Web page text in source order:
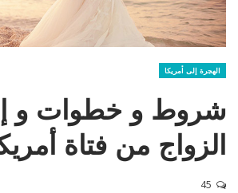
الهجرة إلى أمريكا
شروط و خطوات و
الزواج من فتاة